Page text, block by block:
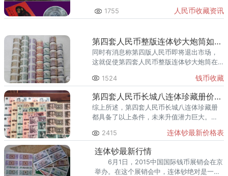
1755
人民币收藏资讯
第四套人民币整版连体钞大炮筒如今价值不菲
同时有消息称第四版人民币即将退出市场，
这就促使第四套人民币整版连体钞大炮筒在
收藏者的目光，同时也促进了人民币整版连
体钞的发展。
1524 钱币收藏
第四套人民币长城八连体珍藏册价格及行情分析
综上所述，第四套人民币长城八连体珍藏册
都具备了以上条件，未来升值潜力巨大。
2415
连体钞最新价格表
连体钞最新行情
6月1日，2015中国国际钱币展销会在京
举办。在这个展销会中，连体钞绝对是一大